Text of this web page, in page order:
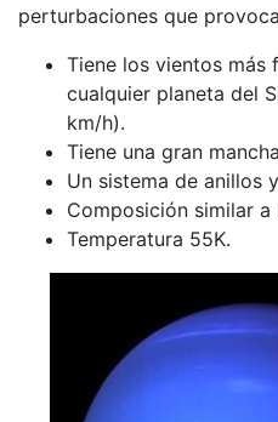
perturbaciones que
Tiene los vientos más
cualquier planeta del
km/h).
Tiene una gran
Un sistema de anillos
Composición similar a
Temperatura 55K.